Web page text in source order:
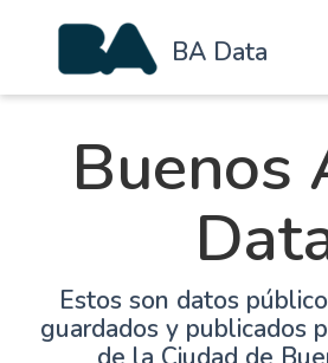
BA Data
Buenos
Estos son datos
guardados y publicados